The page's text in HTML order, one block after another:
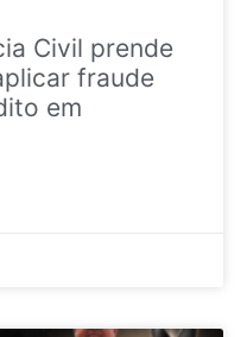
Civil prende
fraude
em